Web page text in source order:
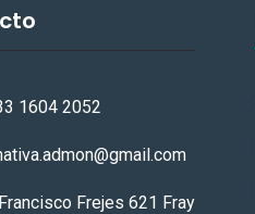
1604 2052
Frejes 621 Fray